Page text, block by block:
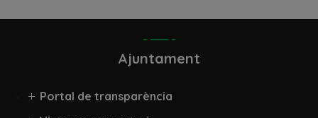
Ajuntament
Portal de transparència